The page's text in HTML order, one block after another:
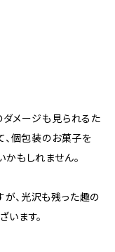
ダメージも見られるた
、個包装のお菓子を
もしれません。
、光沢も残った趣の
います。